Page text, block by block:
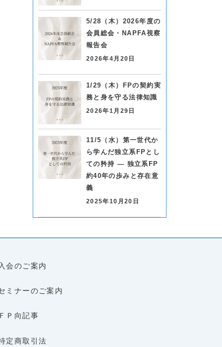
5/28（木）2026年度の
会員総会・NAPFA視察
報告会
2026年4月20日
1/29（木）FPの契約実
務と身を守る法律知識
2026年1月29日
11/5（水）第一世代か
ら学んだ独立系FPとし
ての矜持 ― 独立系FP
約40年の歩みと存在意
義
2025年10月20日
会のご案内
ミナーのご案内
Ｐ向記事
定商取引法